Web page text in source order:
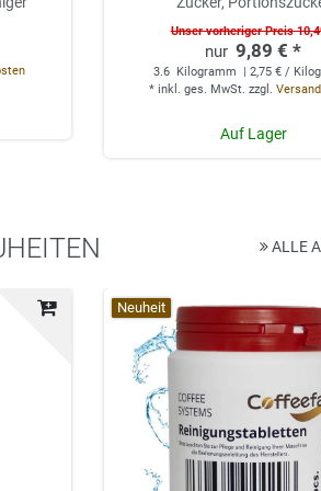
Unser vorheriger Preis
9,89 € *
3.6 Kilogramm
| 2,75 € /
* inkl. ges. MwSt. zzgl.
Auf Lager
Top-Artikel
ALLE
Neuheit